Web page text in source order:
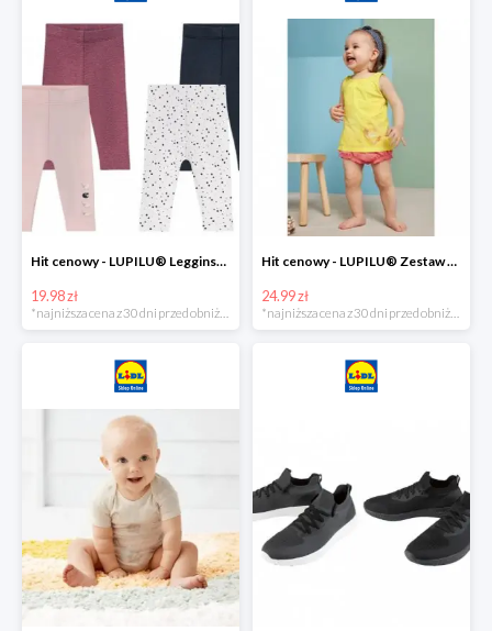
Hit cenowy - LUPILU® Legginsy niemowlęce z biobawełną, 2 pary
19.98 zł
Hit cenowy - LUPILU® Zestaw dziecięcy z biobawełny (body + koszulka + spodenki), 1 komplet
24.99 zł